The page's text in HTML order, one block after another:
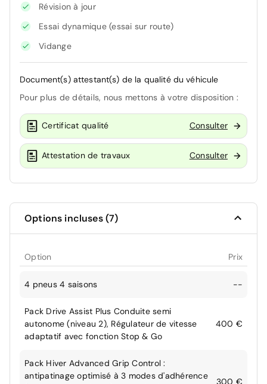
Révision à jour
Essai dynamique (essai sur route)
Vidange
Document(s) attestant(s) de la qualité du véhicule
Pour plus de détails, nous mettons à votre disposition :
Certificat qualité Consulter
Attestation de travaux Consulter
Options incluses (7)
Option Prix
4 pneus 4 saisons --
Pack Drive Assist Plus Conduite semi
autonome (niveau 2), Régulateur de vitesse
adaptatif avec fonction Stop & Go
400 €
Pack Hiver Advanced Grip Control :
antipatinage optimisé à 3 modes d'adhérence
300 €